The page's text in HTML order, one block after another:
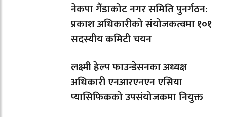
नेकपा गैंडाकोट नगर समिति पुनर्गठन:
प्रकाश अधिकारीको संयोजकत्वमा १०१
सदस्यीय कमिटी चयन
लक्ष्मी हेल्प फाउन्डेसनका अध्यक्ष
अधिकारी एनआरएनएन एसिया
प्यासिफिकको उपसंयोजकमा नियुक्त